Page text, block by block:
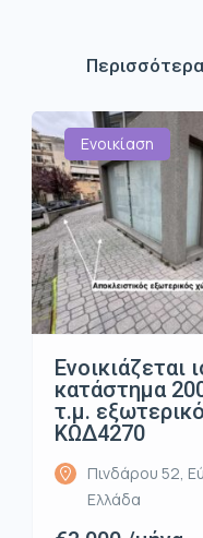
Ενοικίαση
Ενοικιάζεται
κατάστημα
τ.μ.
ΚΩΔ4270
Πινδάρου 52,
Ελλάδα